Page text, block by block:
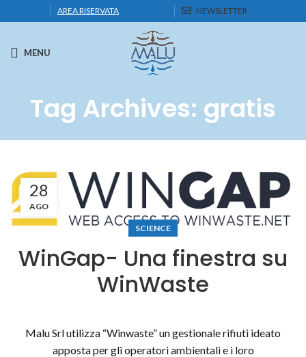
AREA RISERVATA NEWSLETTER
MENU
Tag Archives: gratis
28
AGO
SCIENCE
WinGap- Una finestra su
WinWaste
Malu Srl utilizza “Winwaste” un gestionale rifiuti ideato
apposta per gli operatori ambientali e i loro